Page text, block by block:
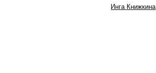
Инга Книжкина